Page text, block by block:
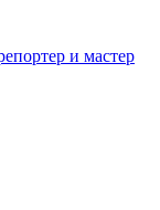
и мастер